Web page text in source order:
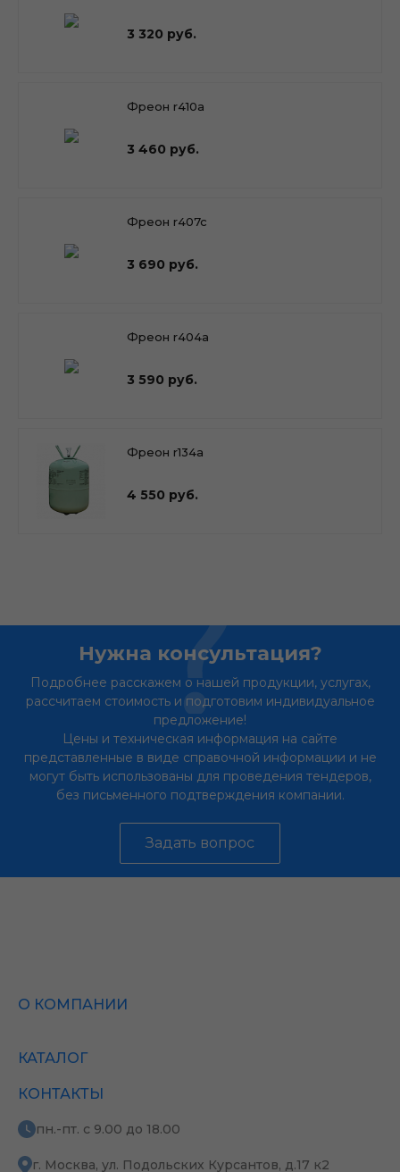
3 320 руб.
Фреон r410a
3 460 руб.
Фреон r407c
3 690 руб.
Фреон r404a
3 590 руб.
Фреон r134a
4 550 руб.
Нужна консультация?
Подробнее расскажем о нашей продукции, услугах,
рассчитаем стоимость и подготовим индивидуальное
предложение!
Цены и техническая информация на сайте
представленные в виде справочной информации и не
могут быть использованы для проведения тендеров,
без письменного подтверждения компании.
Задать вопрос
О КОМПАНИИ
КАТАЛОГ
КОНТАКТЫ
пн.-пт. с 9.00 до 18.00
г. Москва, ул. Подольских Курсантов, д.17 к2